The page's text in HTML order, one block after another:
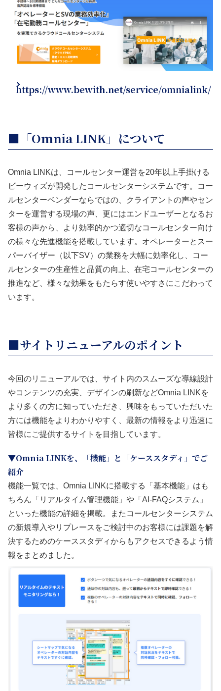
https://www.bewith.net/service/omnialink/
■「Omnia LINK」について
Omnia LINKは、コールセンター運営を20年以上手掛ける
ビーウィズが開発したコールセンターシステムです。コー
ルセンターベンダーならではの、クライアントの声やセン
ターを運営する現場の声、更にはエンドユーザーとなるお
客様の声から、より効率的かつ適切なコールセンター向け
の様々な先進機能を搭載しています。オペレーターとスー
パーバイザー（以下SV）の業務を大幅に効率化し、コー
ルセンターの生産性と品質の向上、在宅コールセンターの
推進など、様々な効果をもたらす使いやすさにこだわって
います。
■サイトリニューアルのポイント
今回のリニューアルでは、サイト内のスムーズな導線設計
やコンテンツの充実、デザインの刷新などOmnia LINKを
より多くの方に知っていただき、興味をもっていただいた
方には機能をよりわかりやすく、最新の情報をより迅速に
皆様にご提供するサイトを目指しています。
▼Omnia LINKを、「機能」と「ケーススタディ」でご
紹介
機能一覧では、Omnia LINKに搭載する「基本機能」はも
ちろん「リアルタイム管理機能」や「AI-FAQシステム」
といった機能の詳細を掲載。またコールセンターシステム
の新規導入やリプレースをご検討中のお客様には課題を解
決するためのケーススタディからもアクセスできるよう情
報をまとめました。